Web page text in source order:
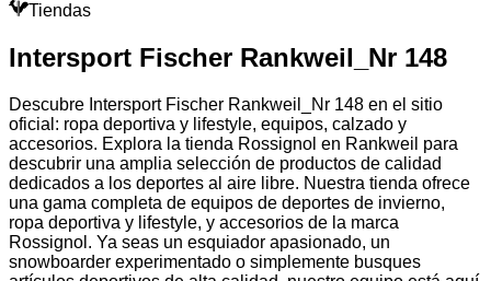
Tiendas
Intersport Fischer Rankweil_Nr 148
Descubre Intersport Fischer Rankweil_Nr 148 en el sitio
oficial: ropa deportiva y lifestyle, equipos, calzado y
accesorios. Explora la tienda Rossignol en Rankweil para
descubrir una amplia selección de productos de calidad
dedicados a los deportes al aire libre. Nuestra tienda ofrece
una gama completa de equipos de deportes de invierno,
ropa deportiva y lifestyle, y accesorios de la marca
Rossignol. Ya seas un esquiador apasionado, un
snowboarder experimentado o simplemente busques